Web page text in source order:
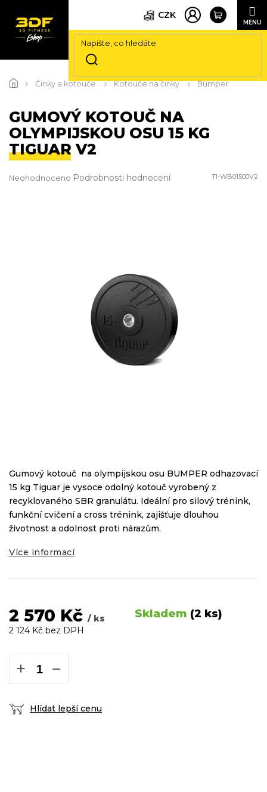
na
CZK
Činky a kotouče Kotouče na činky Bumper
GUMOVÝ KOTOUČ NA
OLYMPIJSKOU OSU 15 KG
TIGUAR V2
TI-WB01500V2
Průměrné
Neohodnoceno Podrobnosti hodnocení
2 570 Kč / ks Skladem (2 ks)
2 124 Kč bez DPH
+ −
Hlídat lepší cenu
Gumový kotouč na olympijskou osu BUMPER odhazovací
15 kg Tiguar je vysoce odolný kotouč vyrobený z
recyklovaného SBR granulátu. Ideální pro silový trénink,
funkční cvičení a cross trénink, zajišťuje dlouhou
životnost a odolnost proti nárazům.
Více informací